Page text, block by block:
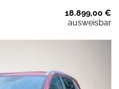
18.899,00 €
ausweisbar